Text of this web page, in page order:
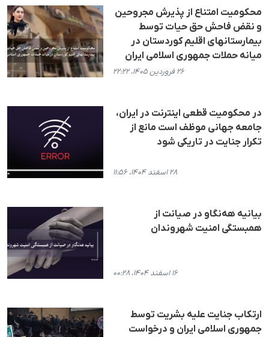
محکومیت امتناع از پذیرش مجروحین
و نقض فاحش حق حیات توسط
بیمارستانهای اقلیم کوردستان در
میانە حملات جمهوری اسلامی ایران
۲۶ فروردین ۱۴۰۵، ۲۲:۲۲
در محکومیت قطعی اینترنت در ایران،
جامعه جهانی موظف است مانع از
تکرار جنایت در تاریکی شود
۲۸ اسفند ۱۴۰۴، ۱۱:۵۶
بیانیه هه‌نگاو در صیانت از
همبستگی امنیت شهروندان
۱۶ اسفند ۱۴۰۴، ۰۰:۲۸
ارتکاب جنایت علیه بشریت توسط
جمهوری اسلامی ایران و درخواست